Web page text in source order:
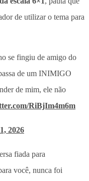
de utilizar o tema para
se fingiu de amigo do
de um INIMIGO
de mim, ele não
RiBjIm4m6m
2026
fiada para
você, nunca foi